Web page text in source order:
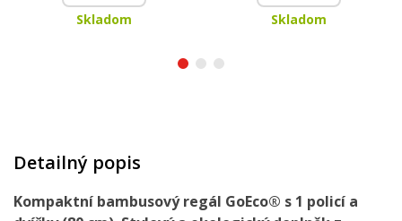
Skladom
Skladom
Detailný popis
Kompaktní bambusový regál GoEco® s 1 policí a